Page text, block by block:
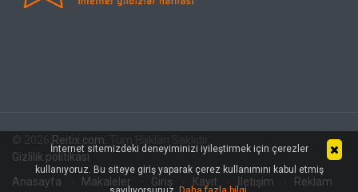
Reitix.com
Gizlilik politikası
Anasayfa
Makaleler Giriş Kayıt İletişim Reklam
İnternet sitemizdeki deneyiminizi iyileştirmek için çerezler
kullanıyoruz. Bu siteye giriş yaparak çerez kullanımını kabul etmiş